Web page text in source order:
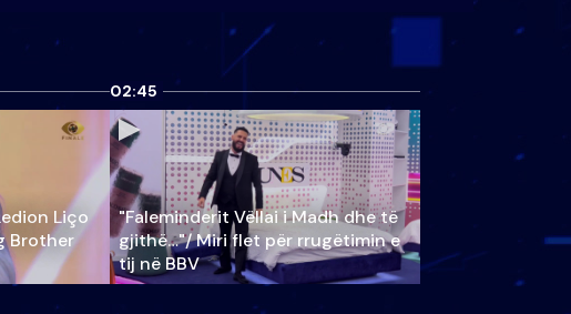
Liço
Brother
02:45
"Faleminderit Vëllai i Madh dhe të
gjithë…"/ Miri flet për rrugëtimin e
tij në BBV